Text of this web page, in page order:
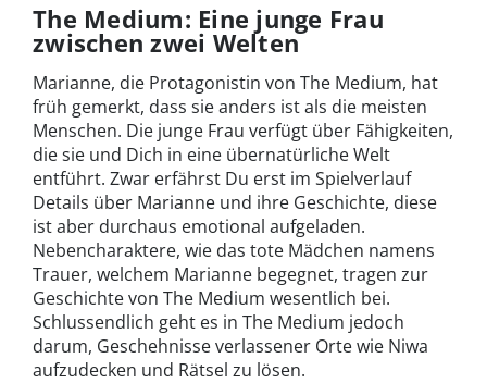
The Medium: Eine junge Frau
zwischen zwei Welten
Marianne, die Protagonistin von The Medium, hat
früh gemerkt, dass sie anders ist als die meisten
Menschen. Die junge Frau verfügt über Fähigkeiten,
die sie und Dich in eine übernatürliche Welt
entführt. Zwar erfährst Du erst im Spielverlauf
Details über Marianne und ihre Geschichte, diese
ist aber durchaus emotional aufgeladen.
Nebencharaktere, wie das tote Mädchen namens
Trauer, welchem Marianne begegnet, tragen zur
Geschichte von The Medium wesentlich bei.
Schlussendlich geht es in The Medium jedoch
darum, Geschehnisse verlassener Orte wie Niwa
aufzudecken und Rätsel zu lösen.